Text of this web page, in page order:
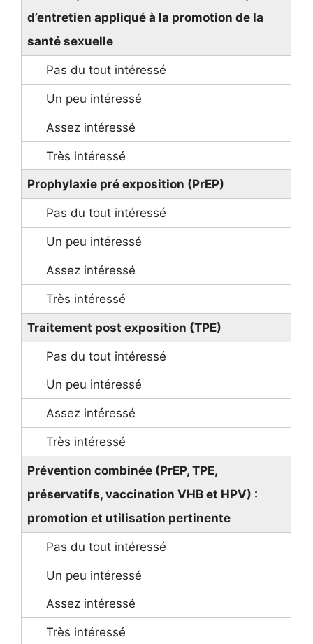
d’entretien appliqué à la promotion de la
santé sexuelle
Prophylaxie pré exposition (PrEP)
Traitement post exposition (TPE)
Prévention combinée (PrEP, TPE,
préservatifs, vaccination VHB et HPV) :
promotion et utilisation pertinente